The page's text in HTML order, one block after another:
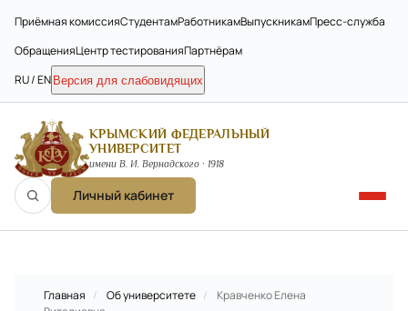
Приёмная комиссияСтудентамРаботникамВыпускникамПресс-служба
ОбращенияЦентр тестированияПартнёрам
RU / EN Версия для слабовидящих
КРЫМСКИЙ ФЕДЕРАЛЬНЫЙ
УНИВЕРСИТЕТ
имени В. И. Вернадского · 1918
Личный кабинет
Главная / Об университете /
Кравченко Елена